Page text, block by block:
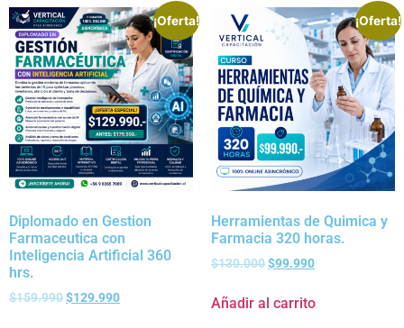
¡Oferta!
Diplomado en Gestion
Farmaceutica con
Inteligencia Artificial 360
hrs.
$159.990$129.990
¡Oferta!
Herramientas de Quimica y
Farmacia 320 horas.
$130.000$99.990
Añadir al carrito